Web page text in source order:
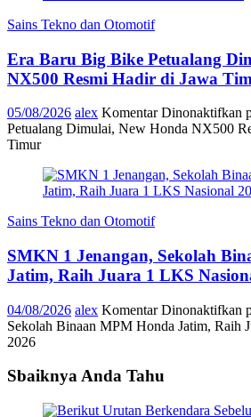
Sains Tekno dan Otomotif
Era Baru Big Bike Petualang
NX500 Resmi Hadir di Jawa
05/08/2026 alex Komentar Dinonaktifkan
Petualang Dimulai, New Honda NX500
Timur
Sains Tekno dan Otomotif
SMKN 1 Jenangan, Sekolah
Jatim, Raih Juara 1 LKS
04/08/2026 alex Komentar Dinonaktifkan
Sekolah Binaan MPM Honda Jatim, Raih
2026
Sbaiknya Anda Tahu